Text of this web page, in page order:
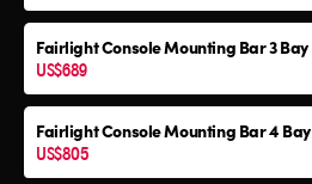
Fairlight Console Mounting Bar 3 Bay
US$689
Fairlight Console Mounting Bar 4 Bay
US$805